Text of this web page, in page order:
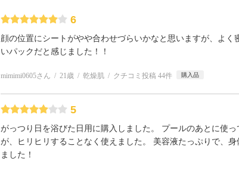
6
顔の位置にシートがやや合わせづらいかなと思いますが、よく
いパックだと感じました！！
mimimi0605さん 21歳 乾燥肌 クチコミ投稿 44件 購入品
5
がっつり日を浴びた日用に購入しました。 プールのあとに使っ
が、ヒリヒリすることなく使えました。 美容液たっぷりで、身
ました！